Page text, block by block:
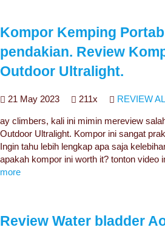
Kompor Kemping
pendakian. Review
Outdoor Ultralight.
21 May 2023 211x REVIEW
ay climbers, kali ini mimin mereview
Outdoor Ultralight. Kompor ini sangat
Ingin tahu lebih lengkap apa saja
apakah kompor ini worth it? tonton video
more
Review Water bladder